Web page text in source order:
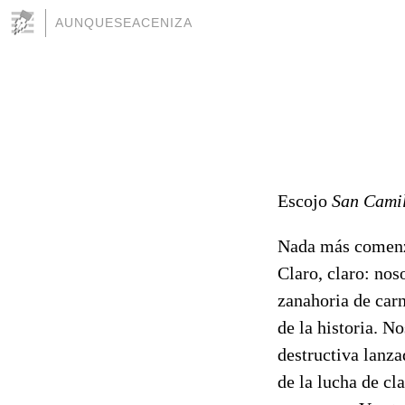
AUNQUESEACENIZA
Escojo San
Nada más
Claro, claro:
zanahoria de
de la historia.
destructiva
de la lucha de